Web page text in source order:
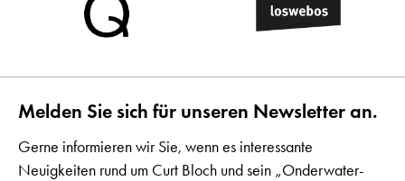
Melden Sie sich für unseren Newsletter an.
Gerne informieren wir Sie, wenn es interessante
Neuigkeiten rund um Curt Bloch und sein „Onderwater-